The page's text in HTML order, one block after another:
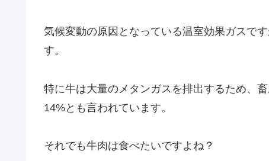
気候変動の原因となっている温室効果ガスで
す。
特に牛は大量のメタンガスを排出するため、
14%とも言われています。
それでも牛肉は食べたいですよね？